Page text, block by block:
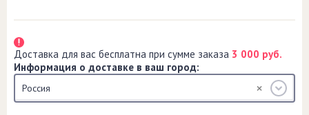
Доставка для вас бесплатна при сумме заказа 3 000 руб.
Информация о доставке в ваш город:
Россия